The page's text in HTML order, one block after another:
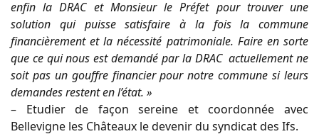
enfin la DRAC et Monsieur le Préfet pour trouver une
solution qui puisse satisfaire à la fois la commune
financièrement et la nécessité patrimoniale. Faire en sorte
que ce qui nous est demandé par la DRAC actuellement ne
soit pas un gouffre financier pour notre commune si leurs
demandes restent en l’état. »
– Etudier de façon sereine et coordonnée avec
Bellevigne les Châteaux le devenir du syndicat des Ifs.